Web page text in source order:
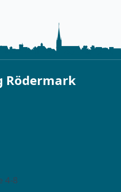
Rödermark
4-8